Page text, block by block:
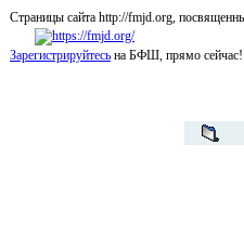
Страницы сайта http://fmjd.org,
Зарегистрируйтесь на БФШ, прямо сейчас!